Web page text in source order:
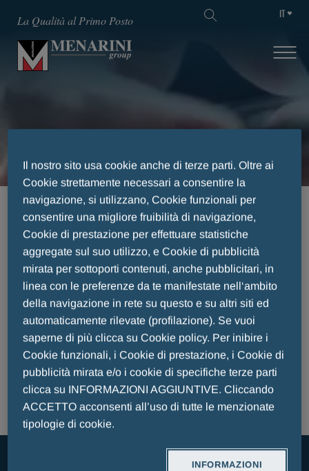
La Qualità al Primo Posto IT
Risultati della Ricerca
RISULTATI DELLA RICERCA
Risultati della Ricerca
CERCA
Il nostro sito usa cookie anche di terze parti. Oltre ai
Cookie strettamente necessari a consentire la
navigazione, si utilizzano, Cookie funzionali per
consentire una migliore fruibilità di navigazione,
Cookie di prestazione per effettuare statistiche
aggregate sul suo utilizzo, e Cookie di pubblicità
mirata per sottoporti contenuti, anche pubblicitari, in
linea con le preferenze da te manifestate nell‘ambito
della navigazione in rete su questo e su altri siti ed
automaticamente rilevate (profilazione). Se vuoi
saperne di più clicca su Cookie policy. Per inibire i
Cookie funzionali, i Cookie di prestazione, i Cookie di
pubblicità mirata e/o i cookie di specifiche terze parti
clicca su INFORMAZIONI AGGIUNTIVE. Cliccando
ACCETTO acconsenti all’uso di tutte le menzionate
tipologie di cookie.
INFORMAZIONI